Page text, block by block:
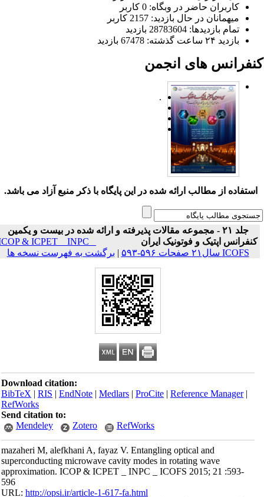
کاربران حاضر در وبگاه: 0 کاربر
میهمانان در حال بازدید: 2157 کاربر
تمام بازدید‌ها: 28783604 بازدید
بازدید ۲۴ ساعت گذشته: 67478 بازدید
های انجمن
.
استفاده از مطالب ارائه شده در این پایگاه با ذکر منبع آزاد می باشد.
جلد ۲۱ - مجموعه مقالات پذیرفته و ارائه شده در بیست و یکمین
کنفرانس اپتیک و فوتونیک ایران
ICOP & ICPET _ INPC _
ICOFS سال۲۱ صفحات ۵۹۶-۵۹۳
|برگشت به فهرست نسخه ها
Download citation:
BibTeX|RIS|EndNote|Medlars|ProCite|Reference Manager
RefWorks
Send citation to:
Mendeley
Zotero RefWorks
mazaheri M, alefkhani A, fayaz V. Entangling optical and
superconducting microwave cavity modes in rotating wave
approximation. ICOP & ICPET _ INPC _ ICOFS 2015; 21 :593-
596
URL:http://opsi.ir/article-1-617-fa.html